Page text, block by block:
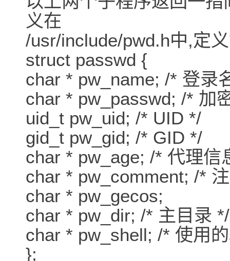
义在
/usr/include/pwd.h中,定
struct passwd {
char * pw_name; /* 登录
char * pw_passwd; /* 加
uid_t pw_uid; /* UID */
gid_t pw_gid; /* GID */
char * pw_age; /* 代理信
char * pw_comment; /*
char * pw_gecos;
char * pw_dir; /* 主目录 */
char * pw_shell; /* 使用
};